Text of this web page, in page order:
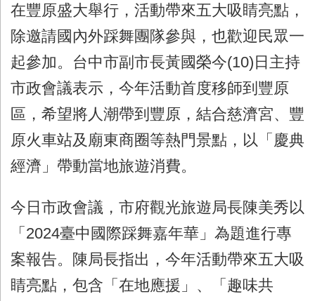
在豐原盛大舉行，活動帶來五大吸睛亮點，
除邀請國內外踩舞團隊參與，也歡迎民眾一
起參加。台中市副市長黃國榮今(10)日主持
市政會議表示，今年活動首度移師到豐原
區，希望將人潮帶到豐原，結合慈濟宮、豐
原火車站及廟東商圈等熱門景點，以「慶典
經濟」帶動當地旅遊消費。
今日市政會議，市府觀光旅遊局長陳美秀以
「 2024臺中國際踩舞嘉年華」為題進行專
案報告。陳局長指出，今年活動帶來五大吸
睛亮點，包含「在地應援」、「趣味共